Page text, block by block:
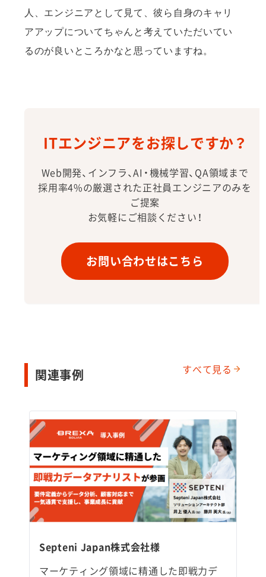
人、エンジニアとして見て、彼ら自身のキャリ
アアップについてちゃんと考えていただいてい
るのが良いところかなと思っていますね。
ITエンジニアをお探しですか？
Web開発、インフラ、AI・機械学習、QA領域まで
採用率4%の厳選された正社員エンジニアのみを
ご提案
お気軽にご相談ください！
お問い合わせはこちら
関連事例 すべて見る
Septeni Japan株式会社様
マーケティング領域に精通した即戦力デ